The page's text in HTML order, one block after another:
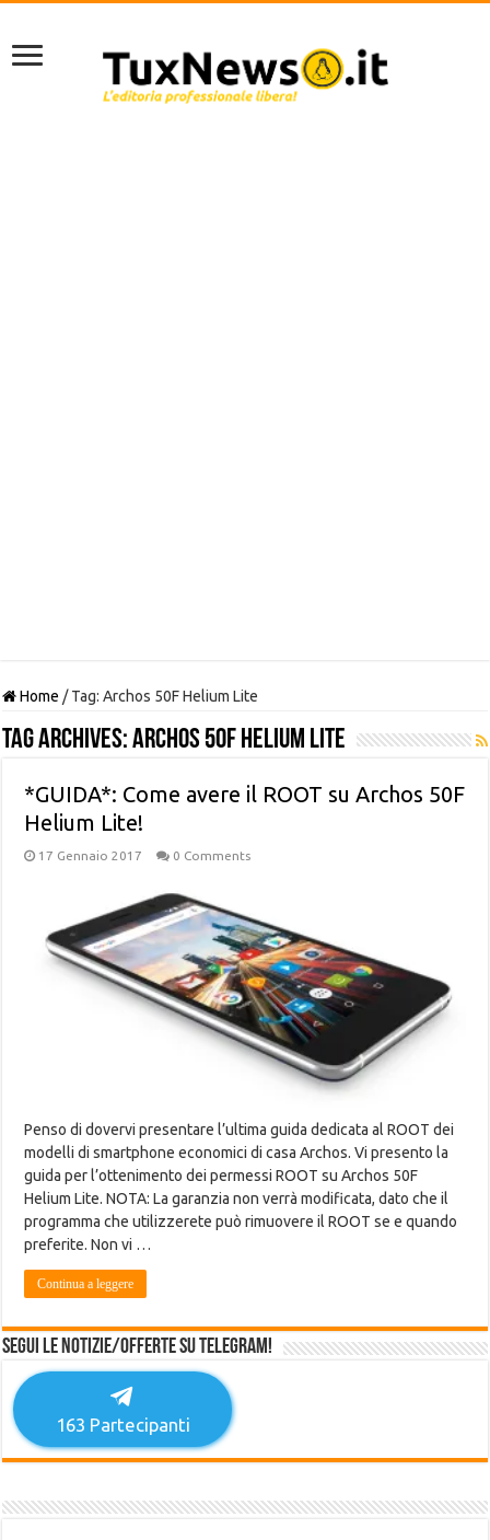
Home / Tag:Archos 50F Helium Lite
Tag Archives:Archos 50F Helium Lite
*GUIDA*: Come avere il ROOT su Archos 50F
Helium Lite!
17 Gennaio 2017 0 Comments
Penso di dovervi presentare l’ultima guida dedicata al ROOT dei
modelli di smartphone economici di casa Archos. Vi presento la
guida per l’ottenimento dei permessi ROOT su Archos 50F
Helium Lite. NOTA: La garanzia non verrà modificata, dato che il
programma che utilizzerete può rimuovere il ROOT se e quando
preferite. Non vi …
Continua a leggere
Segui le notizie/offerte su Telegram!
163 Partecipanti